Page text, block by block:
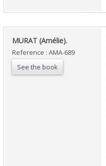
‎MURAT (Amélie).‎
Reference : AMA-689
See the book